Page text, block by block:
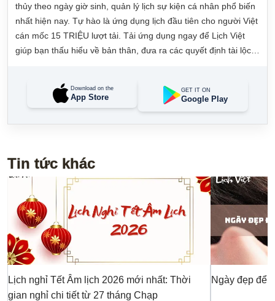
thủy theo ngày giờ sinh, quản lý lịch sự kiện cá nhân phổ biến
nhất hiện nay. Tự hào là ứng dụng lịch đầu tiên cho người Việt
cán mốc 15 TRIỆU lượt tải. Tải ứng dụng ngay để Lịch Việt
giúp bạn thấu hiểu về bản thân, đưa ra các quyết định tài lộc,
Download on the
App Store
GET IT ON
Google Play
Tin tức khác
Lịch nghỉ Tết Âm lịch 2026 mới nhất: Thời
gian nghỉ chi tiết từ 27 tháng Chạp
Ngày đẹp để